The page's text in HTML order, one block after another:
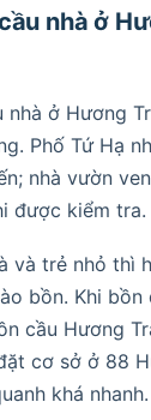
nhà ở
nhà ở Hương
Phố Tứ Hạ
nhà vườn
được kiểm tra.
và trẻ nhỏ thì
bồn. Khi
cầu Hương
cơ sở ở 88
khá nhanh.